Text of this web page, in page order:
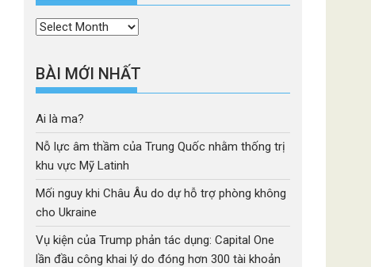
Thời
BÀI MỚI NHẤT
Ai là ma?
Nỗ lực âm thầm của Trung Quốc nhằm thống trị
khu vực Mỹ Latinh
Mối nguy khi Châu Âu do dự hỗ trợ phòng không
cho Ukraine
Vụ kiện của Trump phản tác dụng: Capital One
lần đầu công khai lý do đóng hơn 300 tài khoản